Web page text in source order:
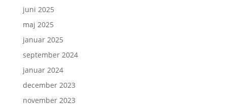
juni 2025
maj 2025
januar 2025
september 2024
januar 2024
december 2023
november 2023